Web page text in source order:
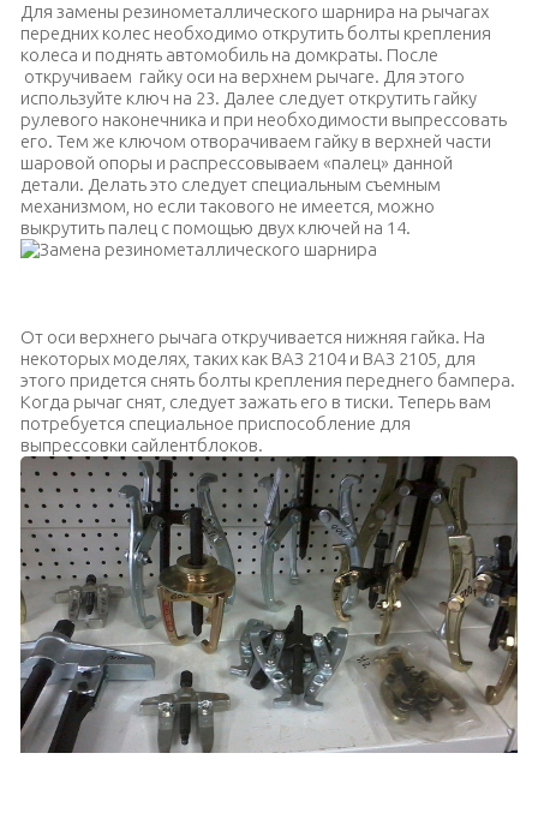
Для замены резинометаллического шарнира на рычагах
передних колес необходимо открутить болты крепления
колеса и поднять автомобиль на домкраты. После
откручиваем гайку оси на верхнем рычаге. Для этого
используйте ключ на 23. Далее следует открутить гайку
рулевого наконечника и при необходимости выпрессовать
его. Тем же ключом отворачиваем гайку в верхней части
шаровой опоры и распрессовываем «палец» данной
детали. Делать это следует специальным съемным
механизмом, но если такового не имеется, можно
выкрутить палец с помощью двух ключей на 14.
От оси верхнего рычага откручивается нижняя гайка. На
некоторых моделях, таких как ВАЗ 2104 и ВАЗ 2105, для
этого придется снять болты крепления переднего бампера.
Когда рычаг снят, следует зажать его в тиски. Теперь вам
потребуется специальное приспособление для
выпрессовки сайлентблоков.